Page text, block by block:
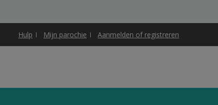
Hulp Mijn parochie Aanmelden of registreren